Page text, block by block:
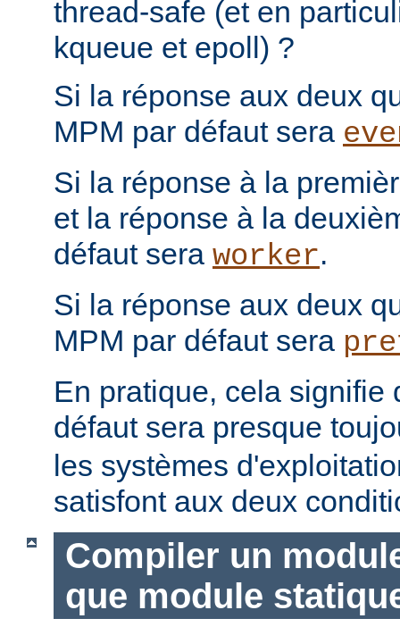
thread-safe (et en
kqueue et epoll) ?
Si la réponse aux deux
MPM par défaut sera
Si la réponse à la
et la réponse à la
défaut sera worker.
Si la réponse aux deux
MPM par défaut sera
En pratique, cela signifie
défaut sera presque
les systèmes
satisfont aux deux
Compiler un
que module